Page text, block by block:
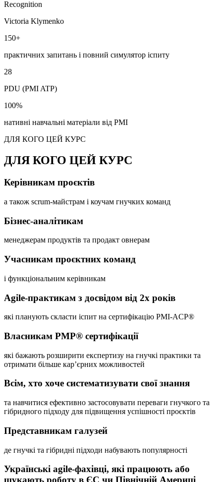
Recognition
Victoria Klymenko
150+
практичних запитань і повний симулятор іспиту
28
PDU (PMI ATP)
100%
нативні навчальні матеріали від РМІ
ДЛЯ КОГО ЦЕЙ КУРС
ДЛЯ КОГО ЦЕЙ КУРС
Керівникам проєктів
а також scrum-майстрам і коучам гнучких команд
Бізнес-аналітикам
менеджерам продуктів та продакт овнерам
Учасникам проєктних команд
і функціональним керівникам
Agile-практикам з досвідом від 2х років
які планують скласти іспит на сертифікацію PMI-ACP®
Власникам РМР® сертифікації
які бажають розширити експертизу на гнучкі практики та
отримати більше кар’єрних можливостей
Всім, хто хоче систематизувати свої знання
та навчитися ефективно застосовувати переваги гнучкого та
гібридного підходу для підвищення успішності проєктів
Представникам галузей
де гнучкі та гібридні підходи набувають популярності
Українські agile-фахівці, які працюють або
шукають роботу в ЄС чи Північній Америці